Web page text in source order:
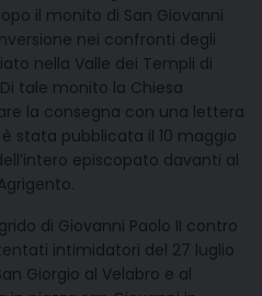
il monito di San Giovanni
nei confronti degli
nella Valle dei Templi di
tale monito la Chiesa
la consegna con una lettera
stata pubblicata il 10 maggio
episcopato davanti al
di Giovanni Paolo II contro
intimidatori del 27 luglio
Giorgio al Velabro e al